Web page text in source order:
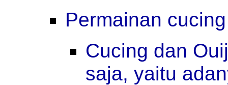
Permainan
Cucing dan
saja, yaitu